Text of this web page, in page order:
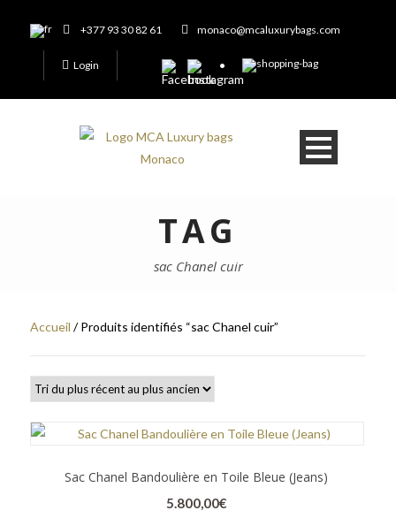
+377 93 30 82 61 monaco@mcaluxurybags.com
Login
TAG
sac Chanel cuir
Accueil / Produits identifiés “sac Chanel cuir”
Sac Chanel Bandoulière en Toile Bleue (Jeans)
5.800,00€